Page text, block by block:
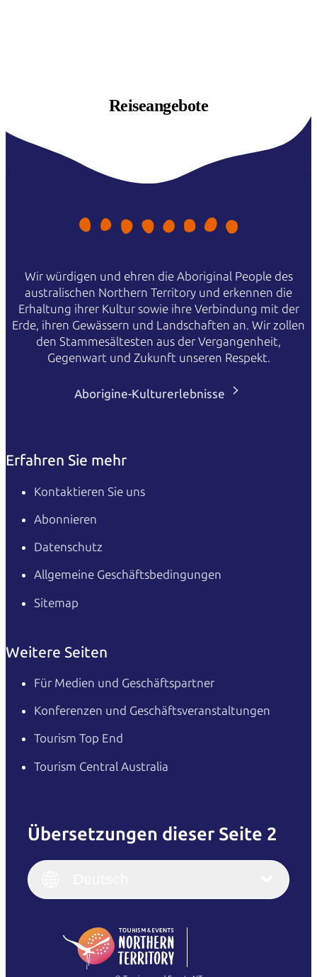
Reiseangebote
Wir würdigen und ehren die Aboriginal People des
australischen Northern Territory und erkennen die
Erhaltung ihrer Kultur sowie ihre Verbindung mit der
Erde, ihren Gewässern und Landschaften an. Wir zollen
den Stammesältesten aus der Vergangenheit,
Gegenwart und Zukunft unseren Respekt.
Aborigine-Kulturerlebnisse
Erfahren Sie mehr
Kontaktieren Sie uns
Abonnieren
Datenschutz
Allgemeine Geschäftsbedingungen
Sitemap
Weitere Seiten
Für Medien und Geschäftspartner
Konferenzen und Geschäftsveranstaltungen
Tourism Top End
Tourism Central Australia
Übersetzungen dieser Seite 2
English
(Singapore)
Italiano
繁體中文